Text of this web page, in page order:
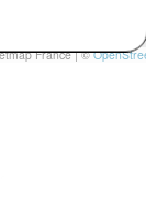
France | ©